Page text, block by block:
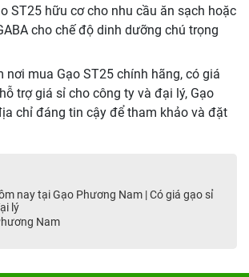
ST25 hữu cơ cho nhu cầu ăn sạch hoặc
cho chế độ dinh dưỡng chú trọng
nơi mua Gạo ST25 chính hãng, có giá
trợ giá sỉ cho công ty và đại lý, Gạo
chỉ đáng tin cậy để tham khảo và đặt
nay tại Gạo Phương Nam | Có giá gạo sỉ
lý
Nam